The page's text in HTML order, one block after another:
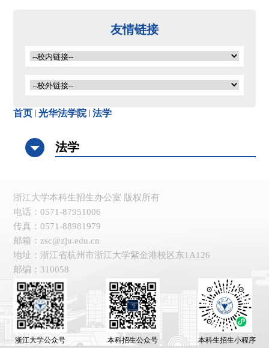
友情链接
首页 光华法学院 法学
法学
浙江大学本科生招生办公室 版权所有
电话：0571-87951006
传真：0571-88981979
邮箱：zsc@zju.edu.cn
地址：浙江省杭州市浙江大学紫金港校区东1A126
邮编：310058
浙江大学公众号 本科招生公众号 本科生招生小程序